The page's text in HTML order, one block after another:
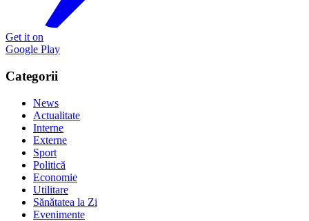
Get it on
Google Play
Categorii
News
Actualitate
Interne
Externe
Sport
Politică
Economie
Utilitare
Sănătatea la Zi
Evenimente